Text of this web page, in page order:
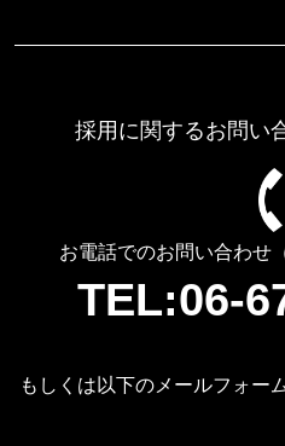
採用に関するお問い
お電話でのお問い合わせ
TEL:06-
もしくは以下のメールフォー